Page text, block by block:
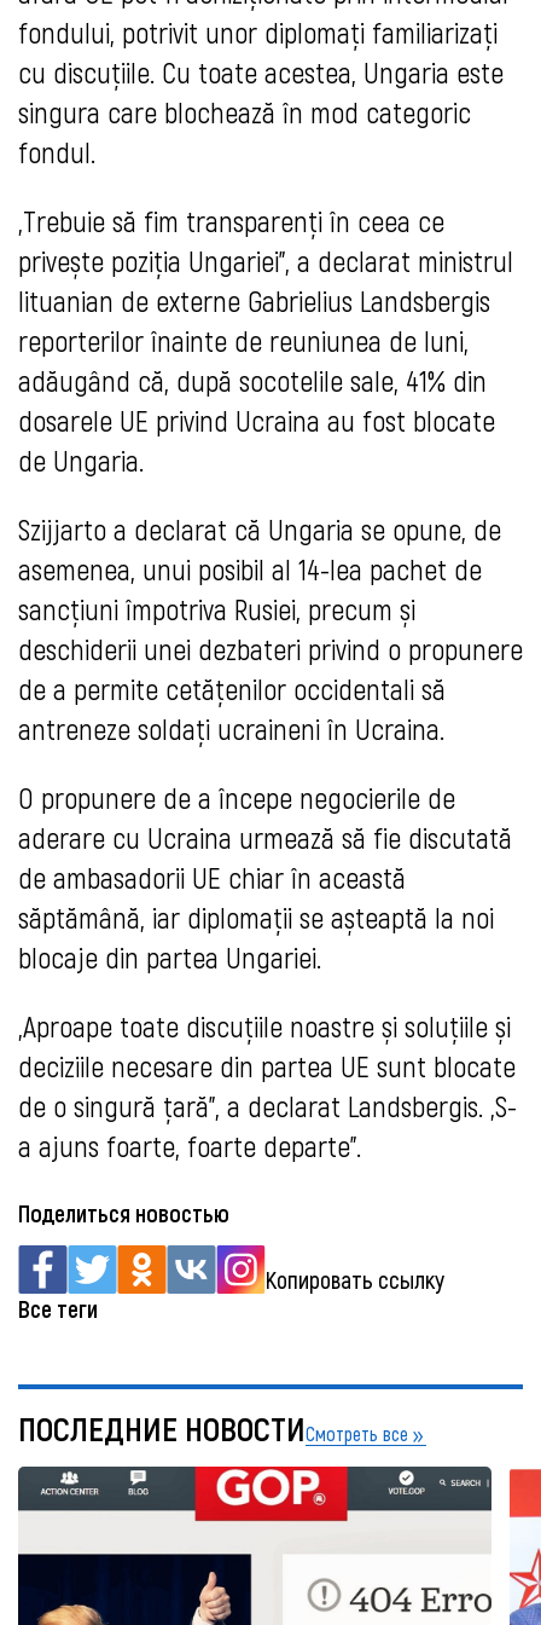
fondului, potrivit unor diplomați familiarizați
cu discuțiile. Cu toate acestea, Ungaria este
singura care blochează în mod categoric
fondul.
„Trebuie să fim transparenți în ceea ce
privește poziția Ungariei”, a declarat ministrul
lituanian de externe Gabrielius Landsbergis
reporterilor înainte de reuniunea de luni,
adăugând că, după socotelile sale, 41% din
dosarele UE privind Ucraina au fost blocate
de Ungaria.
Szijjarto a declarat că Ungaria se opune, de
asemenea, unui posibil al 14-lea pachet de
sancțiuni împotriva Rusiei, precum și
deschiderii unei dezbateri privind o propunere
de a permite cetățenilor occidentali să
antreneze soldați ucraineni în Ucraina.
O propunere de a începe negocierile de
aderare cu Ucraina urmează să fie discutată
de ambasadorii UE chiar în această
săptămână, iar diplomații se așteaptă la noi
blocaje din partea Ungariei.
„Aproape toate discuțiile noastre și soluțiile și
deciziile necesare din partea UE sunt blocate
de o singură țară”, a declarat Landsbergis. „S-
a ajuns foarte, foarte departe”.
Поделиться новостью
Копировать ссылку
Все теги
ПОСЛЕДНИЕ НОВОСТИСмотреть все